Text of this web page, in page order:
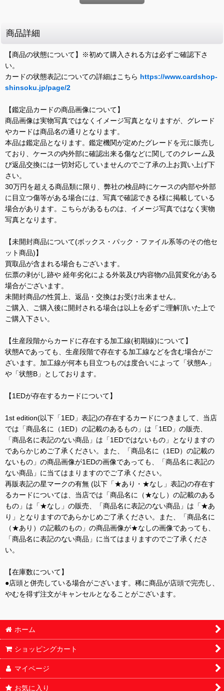
商品詳細
【商品の状態について】※初めて購入される方は必ずご確認下さ
い。
カードの状態表記についての詳細はこちら https://www.cardshop-
shinsoku.jp/page/2
【鑑定品カードの商品画像について】
商品画像は実物写真ではなくイメージ写真となりますが、グレード
やカードは商品名の通りとなります。
本品は鑑定品となります。鑑定機関が定めたグレードを元に販売し
ており、ケースの内外部に確認出来る傷などに関してのクレーム及
び返品交換には一切対応していませんのでご了承の上お買い上げ下
さい。
30万円を超える商品類に限り、弊社の検品時にケースの内部や外部
に目立つ傷等がある場合には、写真で確認できる様に掲載している
場合があります。こちらがあるものは、イメージ写真ではなく実物
写真となります。
【未開封商品について(ボックス・パック・ファイル系等のその他セ
ット商品)】
買取品が含まれる場合もございます。
伝票の剥がし跡や 経年劣化による外装及び内容物の品質変化がある
場合がございます。
未開封商品の性質上、返品・交換はお受け出来ません。
ご購入、ご購入後に開封される場合は以上を必ずご理解頂いた上で
ご購入下さい。
【生産段階からカードに存在する加工線(初期線)について】
状態Aであっても、生産段階で存在する加工線などを含む場合がご
ざいます。加工線が何本も目立つものは度合いによって「状態A-」
や「状態B」としております。
【1EDが存在するカードについて】
1st edition(以下「1ED」表記)の存在するカードにつきまして、当店
では「商品名に（1ED）の記載のあるもの」は「1ED」の販売、
「商品名に表記のない商品」は「1EDではないもの」となりますの
であらかじめご了承ください。また、「商品名に（1ED）の記載の
ないもの」の商品画像が1EDの画像であっても、「商品名に表記の
ない商品」に当てはまりますのでご了承ください。
再販表記の星マークの有無 (以下「★あり・★なし」表記)の存在す
るカードについては、当店では「商品名に（★なし）の記載のある
もの」は「★なし」の販売、「商品名に表記のない商品」は「★あ
り」となりますのであらかじめご了承ください。また、「商品名に
（★あり）の記載のもの」の商品画像が★なしの画像であっても、
「商品名に表記のない商品」に当てはまりますのでご了承くださ
い。
【在庫数について】
●店頭と併売している場合がございます。稀に商品が店頭で完売し、
やむを得ず注文がキャンセルとなることがございます。
ホーム
ショッピングカート
マイページ
お気に入り